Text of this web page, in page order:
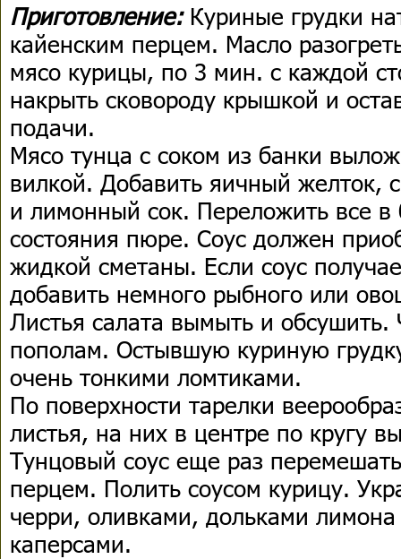
Приготовление:Куриные грудки
кайенским перцем. Масло
мясо курицы, по 3 мин. с каждой
накрыть сковороду крышкой и
подачи.
Мясо тунца с соком из банки
вилкой. Добавить яичный желток,
и лимонный сок. Переложить все в
состояния пюре. Соус должен
жидкой сметаны. Если соус
добавить немного рыбного или
Листья салата вымыть и обсушить.
пополам. Остывшую куриную
очень тонкими ломтиками.
По поверхности тарелки
листья, на них в центре по кругу
Тунцовый соус еще раз
перцем. Полить соусом курицу.
черри, оливками, дольками
каперсами.